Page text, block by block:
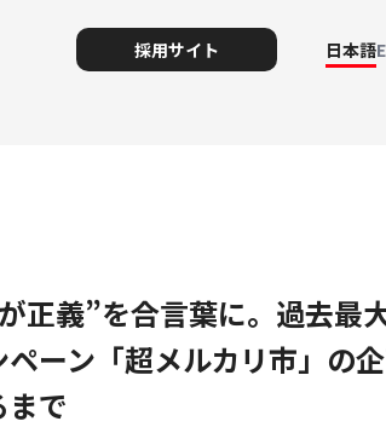
採用サイト 日本語
レート
理
正義”を合言葉に。過去最
ペーン「超メルカリ市」の
で